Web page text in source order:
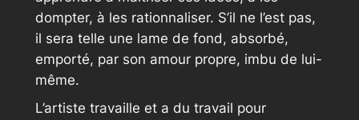
dompter, à les rationnaliser. S’il ne l’est pas,
il sera telle une lame de fond, absorbé,
emporté, par son amour propre, imbu de lui-
même.
L’artiste travaille et a du travail pour